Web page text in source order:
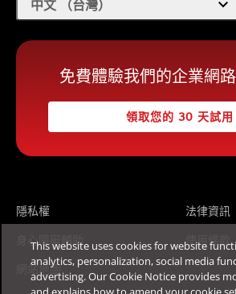
中文 （台灣） expand_more
免費體驗我們的企業網
領取您的 30 天試用
隱私權
法律資訊
身心障礙輔助
使用條款
網站地圖
This website uses cookies for website
analytics, personalization, social media
advertising. Our Cookie Notice provides